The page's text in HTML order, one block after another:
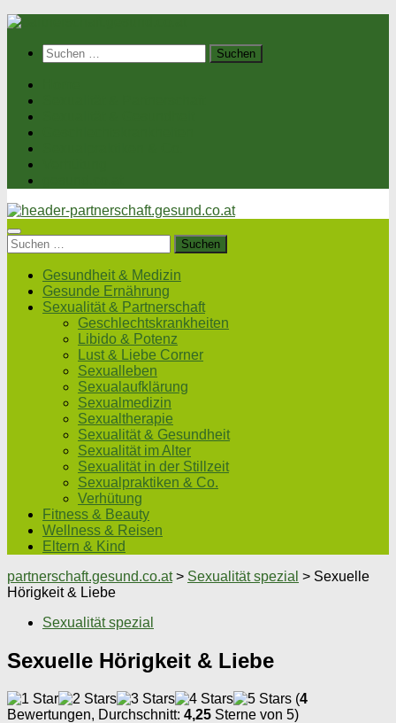
Suchen
nach:
Suchen
nach:
Gesundheit & Medizin
Gesunde Ernährung
Sexualität & Partnerschaft
Geschlechtskrankheiten
Libido & Potenz
Lust & Liebe Corner
Sexualleben
Sexualaufklärung
Sexualmedizin
Sexualtherapie
Sexualität & Gesundheit
Sexualität im Alter
Sexualität in der Stillzeit
Sexualpraktiken & Co.
Verhütung
Fitness & Beauty
Wellness & Reisen
Eltern & Kind
partnerschaft.gesund.co.at> Sexualität spezial > Sexuelle
Hörigkeit & Liebe
Sexualität spezial
Sexuelle Hörigkeit & Liebe
(4
Bewertungen, Durchschnitt: 4,25 Sterne von 5)